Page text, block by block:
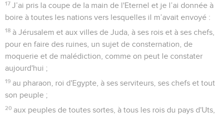
17 J’ai pris la coupe de la main de l'Eternel et je l’ai donnée à
boire à toutes les nations vers lesquelles il m’avait envoyé :
18 à Jérusalem et aux villes de Juda, à ses rois et à ses chefs,
pour en faire des ruines, un sujet de consternation, de
moquerie et de malédiction, comme on peut le constater
aujourd'hui ;
19 au pharaon, roi d'Egypte, à ses serviteurs, ses chefs et tout
son peuple ;
20 aux peuples de toutes sortes, à tous les rois du pays d'Uts,